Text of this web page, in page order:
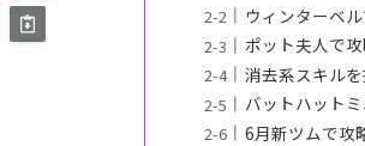
ウィンターベ
ポット夫人で
消去系スキル
バットハット
6月新ツムで攻